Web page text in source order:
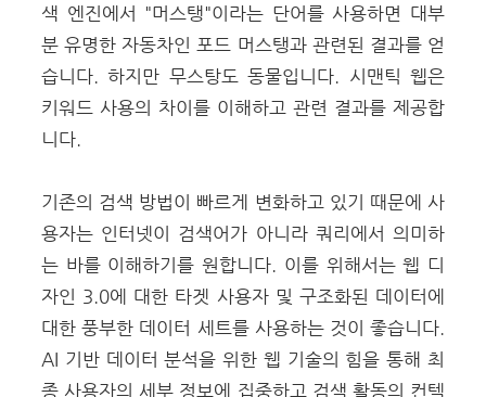
색 엔진에서 "머스탱"이라는 단어를 사용하면 대부
분 유명한 자동차인 포드 머스탱과 관련된 결과를 얻
습니다. 하지만 무스탕도 동물입니다. 시맨틱 웹은
키워드 사용의 차이를 이해하고 관련 결과를 제공합
니다.
기존의 검색 방법이 빠르게 변화하고 있기 때문에 사
용자는 인터넷이 검색어가 아니라 쿼리에서 의미하
는 바를 이해하기를 원합니다. 이를 위해서는 웹 디
자인 3.0에 대한 타겟 사용자 및 구조화된 데이터에
대한 풍부한 데이터 세트를 사용하는 것이 좋습니다.
AI 기반 데이터 분석을 위한 웹 기술의 힘을 통해 최
종 사용자의 세부 정보에 집중하고 검색 활동의 컨텍